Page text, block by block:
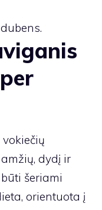
dydį ir
šeriami
orientuota į